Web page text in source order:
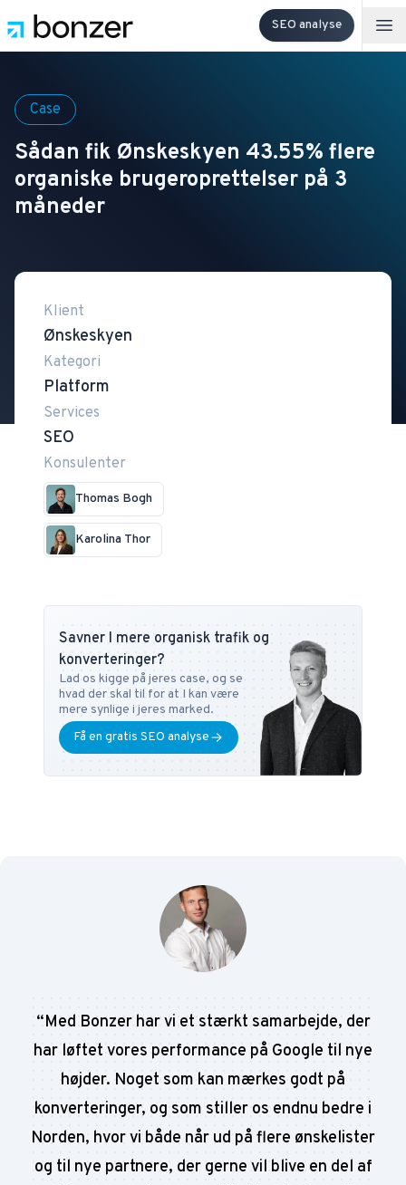
SEO analyse
Case
Sådan fik Ønskeskyen 43.55% flere
organiske brugeroprettelser på 3
måneder
Klient
Ønskeskyen
Kategori
Platform
Services
SEO
Konsulenter
Thomas Bogh
Karolina Thor
Savner I mere organisk trafik og
konverteringer?
Lad os kigge på jeres case, og se
hvad der skal til for at I kan være
mere synlige i jeres marked.
Få en gratis SEO analyse
“Med Bonzer har vi et stærkt samarbejde, der
har løftet vores performance på Google til nye
højder. Noget som kan mærkes godt på
konverteringer, og som stiller os endnu bedre i
Norden, hvor vi både når ud på flere ønskelister
og til nye partnere, der gerne vil blive en del af